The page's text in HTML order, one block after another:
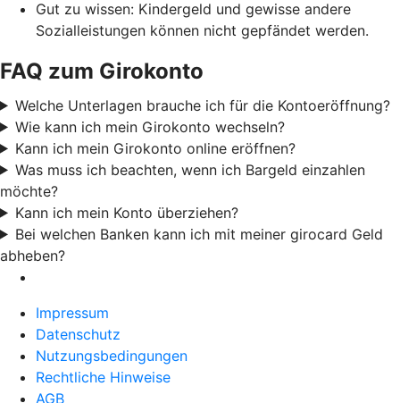
Gut zu wissen: Kindergeld und gewisse andere
Sozialleistungen können nicht gepfändet werden.
FAQ zum Girokonto
Welche Unterlagen brauche ich für die Kontoeröffnung?
Wie kann ich mein Girokonto wechseln?
Kann ich mein Girokonto online eröffnen?
Was muss ich beachten, wenn ich Bargeld einzahlen
möchte?
Kann ich mein Konto überziehen?
Bei welchen Banken kann ich mit meiner girocard Geld
abheben?
Impressum
Datenschutz
Nutzungsbedingungen
Rechtliche Hinweise
AGB